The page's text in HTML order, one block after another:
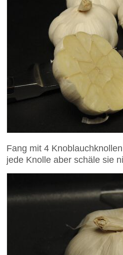
Fang mit 4
jede Knolle aber schäle sie